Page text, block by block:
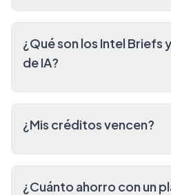
¿Qué son los Intel Briefs
de IA?
¿Mis créditos vencen?
¿Cuánto ahorro con un